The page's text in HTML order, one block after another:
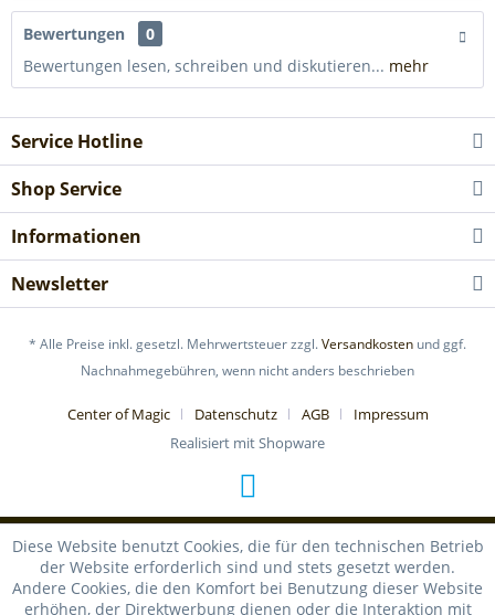
Bewertungen
0
Bewertungen lesen, schreiben und diskutieren... mehr
Service Hotline
Shop Service
Informationen
Newsletter
* Alle Preise inkl. gesetzl. Mehrwertsteuer zzgl.Versandkosten und ggf.
Nachnahmegebühren, wenn nicht anders beschrieben
Center of Magic Datenschutz AGB
Impressum
Realisiert mit Shopware
Diese Website benutzt Cookies, die für den technischen Betrieb
der Website erforderlich sind und stets gesetzt werden.
Andere Cookies, die den Komfort bei Benutzung dieser Website
erhöhen, der Direktwerbung dienen oder die Interaktion mit